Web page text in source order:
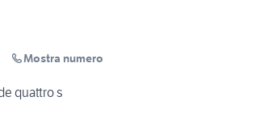
Mostra numero
quattro s